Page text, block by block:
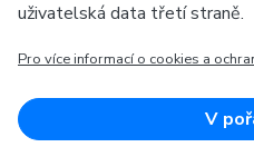
Evropská unie
OP Podnikání a
Evropský fond pro
uživatelská data třetí straně.
Pro více informací o cookies a
V